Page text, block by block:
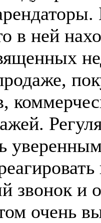
в ней
звонок и
очень